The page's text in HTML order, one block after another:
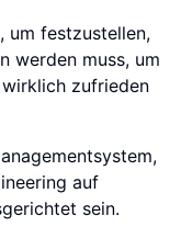
um festzustellen,
werden muss, um
zufrieden
auf
sein.